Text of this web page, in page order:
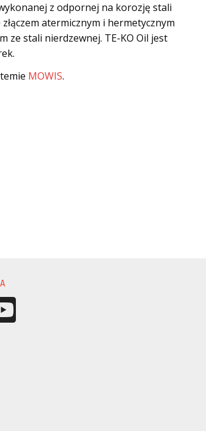
z odpornej na korozję stali
atermicznym i hermetycznym
ze stali nierdzewnej. TE-KO Oil jest
MOWIS.